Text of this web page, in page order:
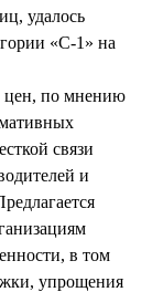
удалось
«С-1» на
цен, по мнению
связи
и
в том
упрощения